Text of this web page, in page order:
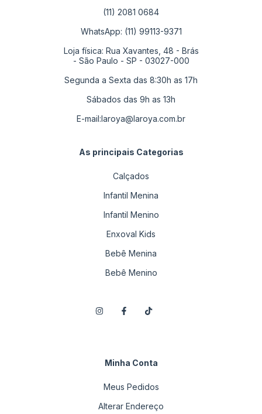
(11) 2081 0684
WhatsApp: (11) 99113-9371
Loja física: Rua Xavantes, 48 - Brás
- São Paulo - SP - 03027-000
Segunda a Sexta das 8:30h as 17h
Sábados das 9h as 13h
E-mail:laroya@laroya.com.br
As principais Categorias
Calçados
Infantil Menina
Infantil Menino
Enxoval Kids
Bebê Menina
Bebê Menino
Minha Conta
Meus Pedidos
Alterar Endereço